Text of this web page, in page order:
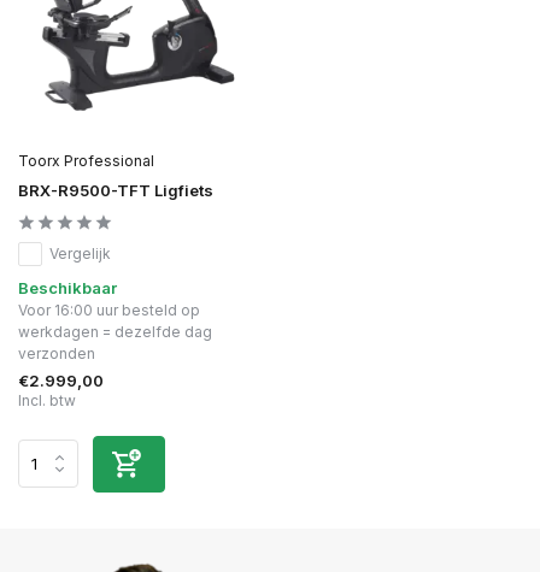
Toorx Professional
BRX-R9500-TFT Ligfiets
Vergelijk
Beschikbaar
Voor 16:00 uur besteld op
werkdagen = dezelfde dag
verzonden
€2.999,00
Incl. btw